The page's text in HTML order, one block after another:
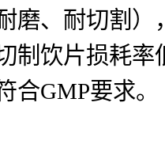
磨、耐切割
制饮片损耗
合GMP要求。